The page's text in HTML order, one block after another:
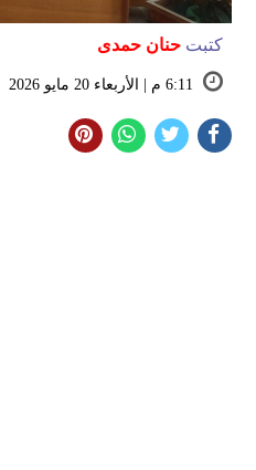
كتبت حنان حمدى
6:11 م | الأربعاء 20 مايو 2026